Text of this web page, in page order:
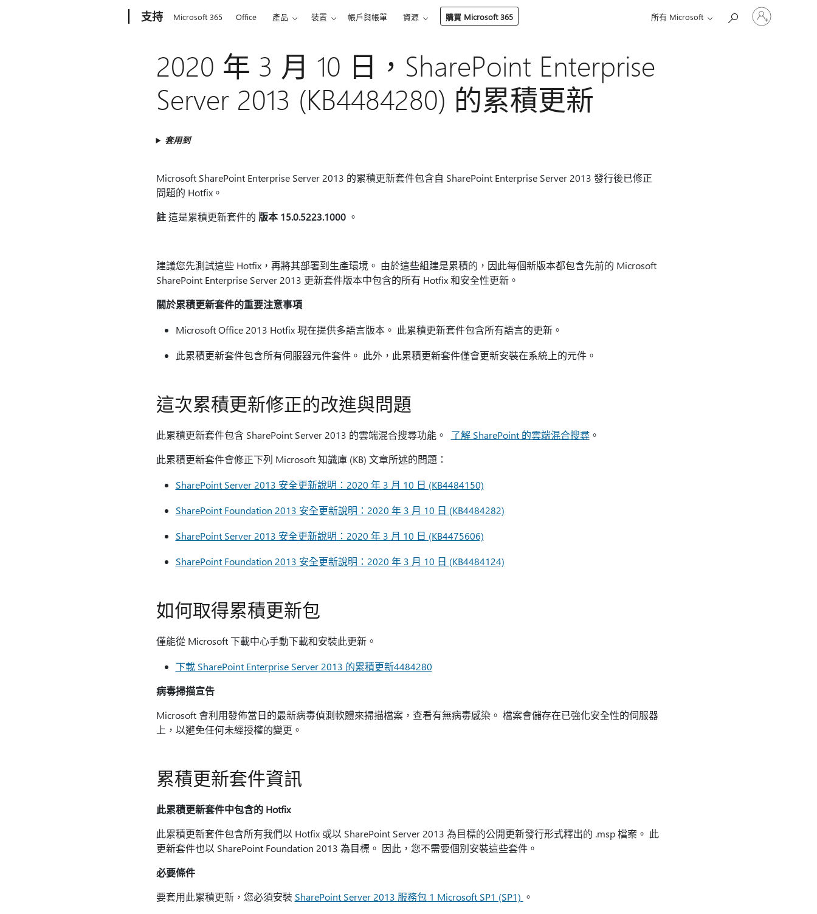
支持 Microsoft 365 Office 產品 裝置 帳戶與帳單 資源 購買 Microsoft 365 所有 Microsoft
登
入
2020 年 3 月 10 日，SharePoint Enterprise
Server 2013 (KB4484280) 的累積更新
套用到
Microsoft SharePoint Enterprise Server 2013 的累積更新套件包含自 SharePoint Enterprise Server 2013 發行後已修正
問題的 Hotfix。
註這是累積更新套件的 版本 15.0.5223.1000。
建議您先測試這些 Hotfix，再將其部署到生產環境。 由於這些組建是累積的，因此每個新版本都包含先前的 Microsoft
SharePoint Enterprise Server 2013 更新套件版本中包含的所有 Hotfix 和安全性更新。
關於累積更新套件的重要注意事項
Microsoft Office 2013 Hotfix 現在提供多語言版本。 此累積更新套件包含所有語言的更新。
此累積更新套件包含所有伺服器元件套件。 此外，此累積更新套件僅會更新安裝在系統上的元件。
這次累積更新修正的改進與問題
此累積更新套件包含 SharePoint Server 2013 的雲端混合搜尋功能。 了解 SharePoint 的雲端混合搜尋。
此累積更新套件會修正下列 Microsoft 知識庫 (KB) 文章所述的問題：
SharePoint Server 2013 安全更新說明：2020 年 3 月 10 日 (KB4484150)
SharePoint Foundation 2013 安全更新說明：2020 年 3 月 10 日 (KB4484282)
SharePoint Server 2013 安全更新說明：2020 年 3 月 10 日 (KB4475606)
SharePoint Foundation 2013 安全更新說明：2020 年 3 月 10 日 (KB4484124)
如何取得累積更新包
僅能從 Microsoft 下載中心手動下載和安裝此更新。
下載 SharePoint Enterprise Server 2013 的累積更新4484280
病毒掃描宣告
Microsoft 會利用發佈當日的最新病毒偵測軟體來掃描檔案，查看有無病毒感染。 檔案會儲存在已強化安全性的伺服器
上，以避免任何未經授權的變更。
累積更新套件資訊
此累積更新套件中包含的 Hotfix
此累積更新套件包含所有我們以 Hotfix 或以 SharePoint Server 2013 為目標的公開更新發行形式釋出的 .msp 檔案。 此
更新套件也以 SharePoint Foundation 2013 為目標。 因此，您不需要個別安裝這些套件。
必要條件
要套用此累積更新，您必須安裝 SharePoint Server 2013 服務包 1 Microsoft SP1 (SP1) 。